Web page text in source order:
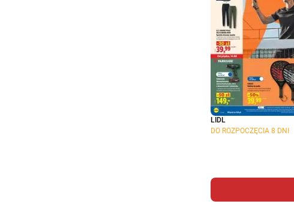
LIDL
DO ROZPOCZĘCIA 8 DNI